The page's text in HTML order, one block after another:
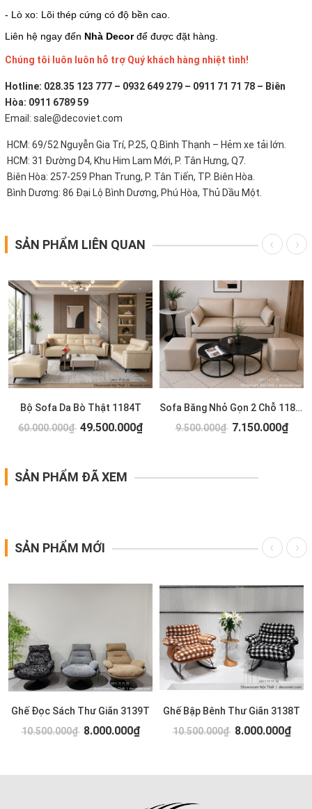
- Lò xo: Lõi thép cứng có độ bền cao.
Liên hệ ngay đến Nhà Decorđể được đặt hàng.
Chúng tôi luôn luôn hỗ trợ Quý khách hàng nhiệt tình!
Hotline: 028.35 123 777 – 0932 649 279 – 0911 71 71 78 – Biên
Hòa: 0911 6789 59
Email: sale@decoviet.com
HCM: 69/52 Nguyễn Gia Trí, P.25, Q.Bình Thạnh – Hẻm xe tải lớn.
HCM: 31 Đường D4, Khu Him Lam Mới, P. Tân Hưng, Q7.
Biên Hòa: 257-259 Phan Trung, P. Tân Tiến, TP. Biên Hòa.
Bình Dương: 86 Đại Lộ Bình Dương, Phú Hòa, Thủ Dầu Một.
SẢN PHẨM LIÊN QUAN
Bộ Sofa Da Bò Thật 1184T
60.000.000₫ 49.500.000₫
Sofa Băng Nhỏ Gọn 2 Chỗ 1183T
9.500.000₫ 7.150.000₫
SẢN PHẨM ĐÃ XEM
SẢN PHẨM MỚI
Ghế Đọc Sách Thư Giãn 3139T
10.500.000₫ 8.000.000₫
Ghế Bập Bênh Thư Giãn 3138T
10.500.000₫ 8.000.000₫